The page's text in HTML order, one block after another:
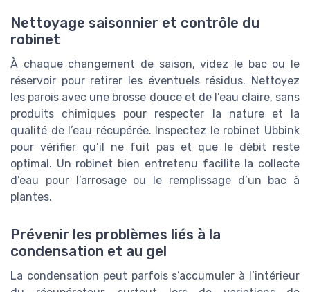
Nettoyage saisonnier et contrôle du
robinet
À chaque changement de saison, videz le bac ou le
réservoir pour retirer les éventuels résidus. Nettoyez
les parois avec une brosse douce et de l’eau claire, sans
produits chimiques pour respecter la nature et la
qualité de l’eau récupérée. Inspectez le robinet Ubbink
pour vérifier qu’il ne fuit pas et que le débit reste
optimal. Un robinet bien entretenu facilite la collecte
d’eau pour l’arrosage ou le remplissage d’un bac à
plantes.
Prévenir les problèmes liés à la
condensation et au gel
La condensation peut parfois s’accumuler à l’intérieur